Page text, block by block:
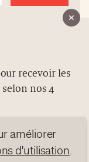
recevoir les
nos 4
améliorer
d'utilisation